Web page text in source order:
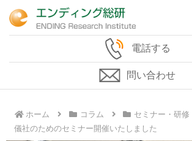
電話する
問い合わせ
ホーム コラム セミナー・研修
儀社のためのセミナー開催いたしました